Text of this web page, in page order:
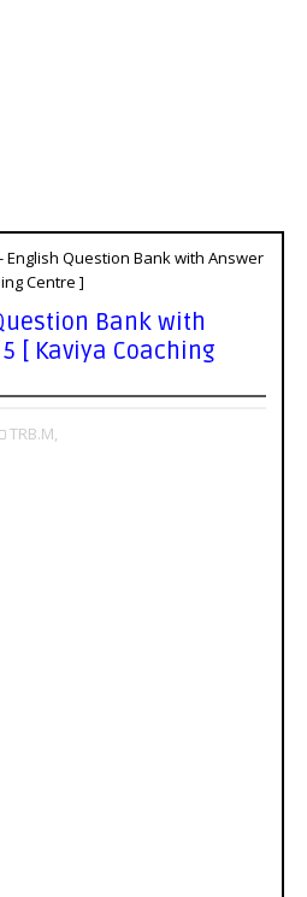
- English Question Bank with Answer
Centre ]
Bank with
[ Kaviya Coaching
TRB.M,